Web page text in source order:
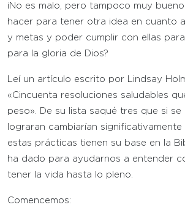
¡No es malo, pero tampoco muy
hacer para tener otra idea en cuanto
y metas y poder cumplir con ellas
para la gloria de Dios?
Leí un artículo escrito por Lindsay
«Cincuenta resoluciones saludables
peso». De su lista saqué tres que si
lograran cambiarían significativamente
estas prácticas tienen su base en la
ha dado para ayudarnos a entender
tener la vida hasta lo pleno.
Comencemos: